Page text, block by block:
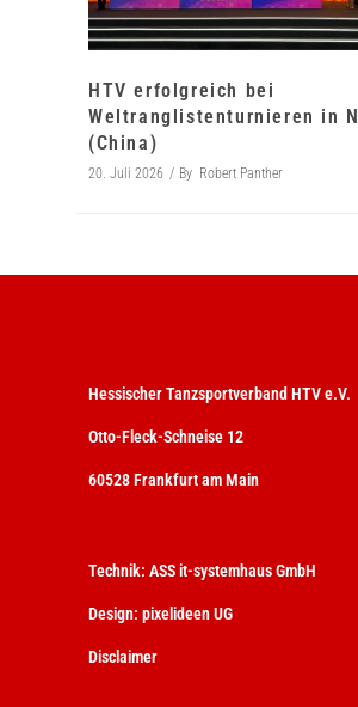
HTV erfolgreich bei
Weltranglistenturnieren in
(China)
20. Juli 2026 By Robert Panther
Hessischer Tanzsportverband HTV e.V.
Otto-Fleck-Schneise 12
60528 Frankfurt am Main
Technik: ASS it-systemhaus GmbH
Design: pixelideen UG
Disclaimer